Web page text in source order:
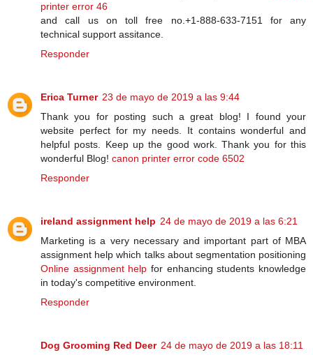
printer error 46
and call us on toll free no.+1-888-633-7151 for any
technical support assitance.
Responder
Erica Turner 23 de mayo de 2019 a las 9:44
Thank you for posting such a great blog! I found your
website perfect for my needs. It contains wonderful and
helpful posts. Keep up the good work. Thank you for this
wonderful Blog! canon printer error code 6502
Responder
ireland assignment help 24 de mayo de 2019 a las 6:21
Marketing is a very necessary and important part of MBA
assignment help which talks about segmentation positioning
Online assignment help for enhancing students knowledge
in today's competitive environment.
Responder
Dog Grooming Red Deer 24 de mayo de 2019 a las 18:11